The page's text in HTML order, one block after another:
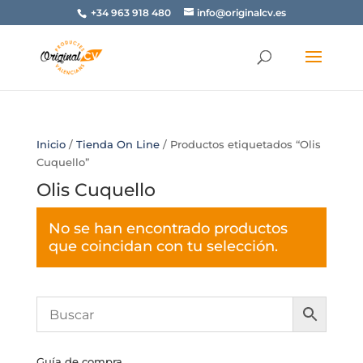
+34 963 918 480 info@originalcv.es
Inicio/ Tienda On Line/ Productos etiquetados “Olis
Cuquello”
Olis Cuquello
No se han encontrado productos
que coincidan con tu selección.